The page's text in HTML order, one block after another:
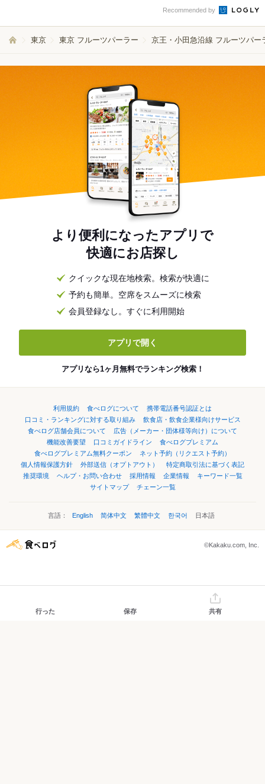
Recommended by
東京 東京 フルーツパーラー 京王・小田急沿線 フルーツパー
より便利になったアプリで
快適にお店探し
クイックな現在地検索。検索が快適に
予約も簡単。空席をスムーズに検索
会員登録なし。すぐに利用開始
アプリで開く
アプリなら1ヶ月無料でランキング検索！
利用規約 食べログについて
携帯電話番号認証とは
口コミ・ランキングに対する取り組み
飲食店・飲食企業様向けサービス
食べログ店舗会員について
広告（メーカー・団体様等向け）について
機能改善要望
口コミガイドライン
食べログプレミアム
食べログプレミアム無料クーポン
ネット予約（リクエスト予約）
個人情報保護方針
外部送信（オプトアウト）
特定商取引法に基づく表記
推奨環境
ヘルプ・お問い合わせ 採用情報 企業情報
キーワード一覧
サイトマップ
チェーン一覧
言語： English 简体中文 繁體中文 한국어 日本語
©Kakaku.com, Inc.
行った 保存 共有